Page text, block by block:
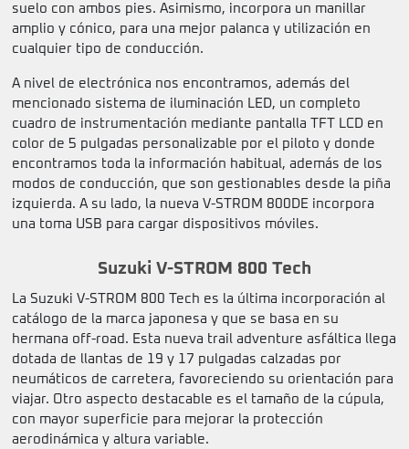
suelo con ambos pies. Asimismo, incorpora un manillar
amplio y cónico, para una mejor palanca y utilización en
cualquier tipo de conducción.
A nivel de electrónica nos encontramos, además del
mencionado sistema de iluminación LED, un completo
cuadro de instrumentación mediante pantalla TFT LCD en
color de 5 pulgadas personalizable por el piloto y donde
encontramos toda la información habitual, además de los
modos de conducción, que son gestionables desde la piña
izquierda. A su lado, la nueva V-STROM 800DE incorpora
una toma USB para cargar dispositivos móviles.
Suzuki V-STROM 800 Tech
La Suzuki V-STROM 800 Tech es la última incorporación al
catálogo de la marca japonesa y que se basa en su
hermana off-road. Esta nueva trail adventure asfáltica llega
dotada de llantas de 19 y 17 pulgadas calzadas por
neumáticos de carretera, favoreciendo su orientación para
viajar. Otro aspecto destacable es el tamaño de la cúpula,
con mayor superficie para mejorar la protección
aerodinámica y altura variable.